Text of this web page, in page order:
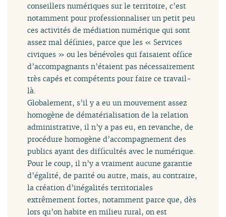
conseillers numériques sur le territoire, c’est
notamment pour professionnaliser un petit peu
ces activités de médiation numérique qui sont
assez mal définies, parce que les « Services
civiques » ou les bénévoles qui faisaient office
d’accompagnants n’étaient pas nécessairement
très capés et compétents pour faire ce travail-
là.
Globalement, s’il y a eu un mouvement assez
homogène de dématérialisation de la relation
administrative, il n’y a pas eu, en revanche, de
procédure homogène d’accompagnement des
publics ayant des difficultés avec le numérique.
Pour le coup, il n’y a vraiment aucune garantie
d’égalité, de parité ou autre, mais, au contraire,
la création d’inégalités territoriales
extrêmement fortes, notamment parce que, dès
lors qu’on habite en milieu rural, on est